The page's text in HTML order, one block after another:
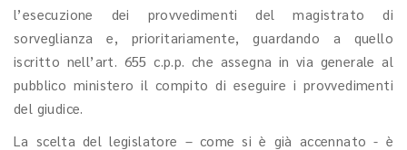
l’esecuzione dei provvedimenti del magistrato di
sorveglianza e, prioritariamente, guardando a quello
iscritto nell’art. 655 c.p.p. che assegna in via generale al
pubblico ministero il compito di eseguire i provvedimenti
del giudice.
La scelta del legislatore – come si è già accennato - è